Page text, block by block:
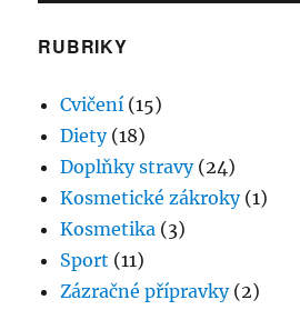
RUBRIKY
Cvičení (15)
Diety(18)
Doplňky stravy(24)
Kosmetické zákroky(1)
Kosmetika (3)
Sport (11)
Zázračné přípravky(2)